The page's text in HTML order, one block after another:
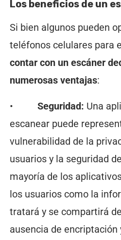
Los beneficios de un
Si bien algunos pueden
teléfonos celulares para
contar con un escáner
numerosas ventajas:
• Seguridad: Una
escanear puede
vulnerabilidad de la
usuarios y la seguridad
mayoría de los
los usuarios como la
tratará y se compartirá
ausencia de encriptación